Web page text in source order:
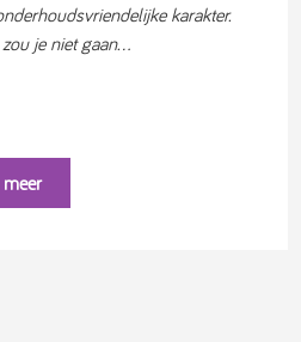
karakter.
je niet gaan...
meer